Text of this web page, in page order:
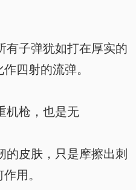
子弹犹如打在厚实的
四射的流弹。
枪，也是无
皮肤，只是摩擦出刺
用。